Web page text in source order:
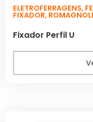
ELETROFERRAGENS,
FIXADOR,
Fixador Perfil U